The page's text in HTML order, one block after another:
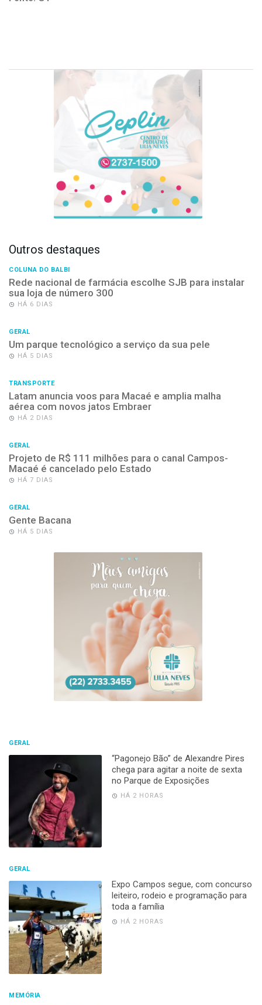
Outros destaques
COLUNA DO BALBI
Rede nacional de farmácia escolhe SJB para instalar
sua loja de número 300
HÁ 6 DIAS
GERAL
Um parque tecnológico a serviço da sua pele
HÁ 5 DIAS
TRANSPORTE
Latam anuncia voos para Macaé e amplia malha
aérea com novos jatos Embraer
HÁ 2 DIAS
GERAL
Projeto de R$ 111 milhões para o canal Campos-
Macaé é cancelado pelo Estado
HÁ 7 DIAS
GERAL
Gente Bacana
HÁ 5 DIAS
GERAL
“Pagonejo Bão” de Alexandre Pires
chega para agitar a noite de sexta
no Parque de Exposições
HÁ 2 HORAS
GERAL
Expo Campos segue, com concurso
leiteiro, rodeio e programação para
toda a família
HÁ 2 HORAS
MEMÓRIA